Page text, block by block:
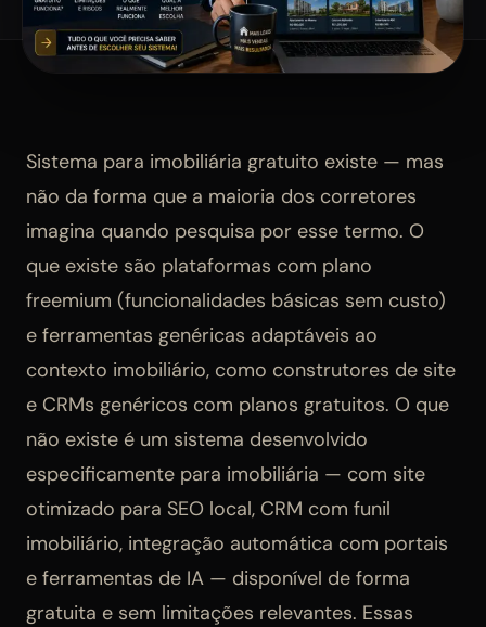
Sistema para imobiliária gratuito existe — mas
não da forma que a maioria dos corretores
imagina quando pesquisa por esse termo. O
que existe são plataformas com plano
freemium (funcionalidades básicas sem custo)
e ferramentas genéricas adaptáveis ao
contexto imobiliário, como construtores de site
e CRMs genéricos com planos gratuitos. O que
não existe é um sistema desenvolvido
especificamente para imobiliária — com site
otimizado para SEO local, CRM com funil
imobiliário, integração automática com portais
e ferramentas de IA — disponível de forma
gratuita e sem limitações relevantes. Essas